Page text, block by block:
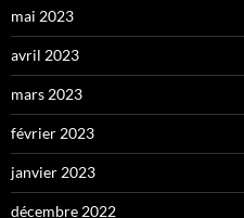
mai 2023
avril 2023
mars 2023
février 2023
janvier 2023
décembre 2022